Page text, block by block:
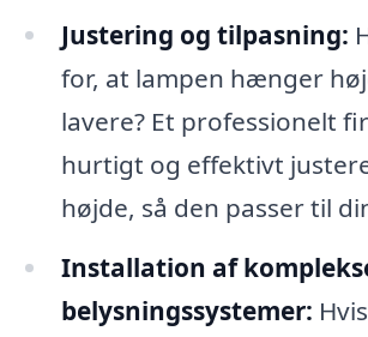
Justering og tilpasning:
for, at lampen hænger
lavere? Et professionelt
hurtigt og effektivt
højde, så den passer til
Installation af
belysningssystemer: